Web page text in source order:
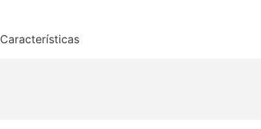
Características